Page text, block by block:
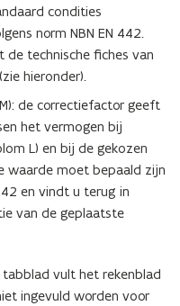
condities
norm NBN EN 442.
de technische fiches van
hieronder).
de correctiefactor geeft
het vermogen bij
L) en bij de gekozen
waarde moet bepaald zijn
en vindt u terug in
van de geplaatste
vult het rekenblad
ingevuld worden voor